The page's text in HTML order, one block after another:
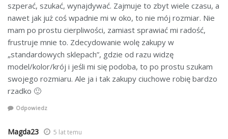
szperać, szukać, wynajdywać. Zajmuje to zbyt wiele czasu, a
nawet jak już coś wpadnie mi w oko, to nie mój rozmiar. Nie
mam po prostu cierpliwości, zamiast sprawiać mi radość,
frustruje mnie to. Zdecydowanie wolę zakupy w
„standardowych sklepach”, gdzie od razu widzę
model/kolor/krój i jeśli mi się podoba, to po prostu szukam
swojego rozmiaru. Ale ja i tak zakupy ciuchowe robię bardzo
rzadko 🙂
Odpowiedz
Magda23 5 lat temu